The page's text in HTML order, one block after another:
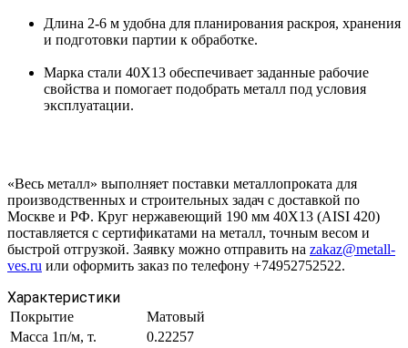
Длина 2-6 м удобна для планирования раскроя, хранения
и подготовки партии к обработке.
Марка стали 40Х13 обеспечивает заданные рабочие
свойства и помогает подобрать металл под условия
эксплуатации.
«Весь металл» выполняет поставки металлопроката для
производственных и строительных задач с доставкой по
Москве и РФ. Круг нержавеющий 190 мм 40Х13 (AISI 420)
поставляется с сертификатами на металл, точным весом и
быстрой отгрузкой. Заявку можно отправить на zakaz@metall-
ves.ru или оформить заказ по телефону +74952752522.
Характеристики
Покрытие
Матовый
Масса 1п/м, т.
0.22257